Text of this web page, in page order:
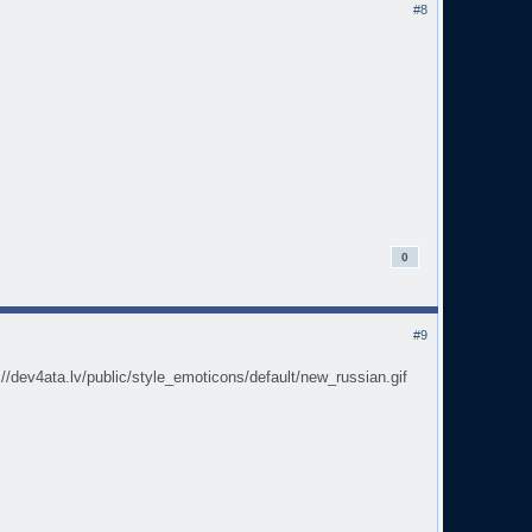
#8
0
#9
dev4ata.lv/public/style_emoticons/default/new_russian.gif